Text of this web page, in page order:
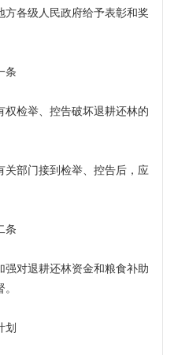
方各级人民政府给予表彰和奖
条
权检举、控告破坏退耕还林的
关部门接到检举、控告后，应
条
强对退耕还林资金和粮食补助
划